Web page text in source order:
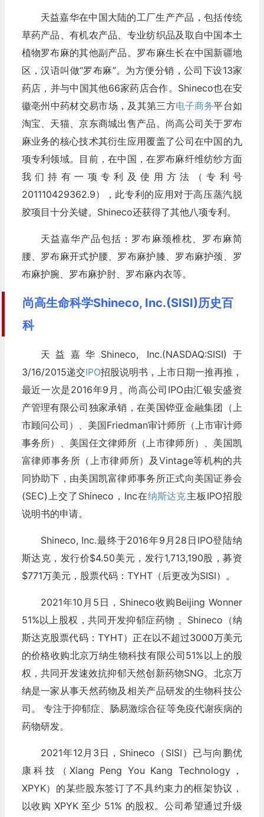
天益嘉华在中国大陆的工厂生产产品，包括传统
草药产品、有机农产品、专业纺织品及取自中国本土
植物罗布麻的其他副产品。罗布麻生长在中国新疆地
区，汉语叫做“罗布麻”。为方便分销，公司下设13家
药店，并与中国其他66家药店合作。Shineco也在安
徽亳州中药材交易市场，及其第三方电子商务平台如
淘宝、天猫、京东商城出售产品。尚高公司关于罗布
麻业务的核心技术其衍生应用覆盖了公司在中国的九
项专利领域。目前，在中国，在罗布麻纤维纺纱方面
我们持有一项专利及使用方法（专利号
201110429362.9），此专利的应用对于高压蒸汽脱
胶项目十分关键。Shineco还获得了其他八项专利。
天益嘉华产品包括：罗布麻颈椎枕、罗布麻简
腰、罗布麻开式护腰、罗布麻护膝、罗布麻护颈、罗
布麻护腕、罗布麻护肘、罗布麻内衣等。
尚高生命科学Shineco, Inc.(SISI)历史百
科
天益嘉华Shineco, Inc.(NASDAQ:SISI)于
3/16/2015递交IPO招股说明书，上市日期一推再推，
最近一次是2016年9月。尚高公司IPO由汇银安盛资
产管理有限公司独家承销，在美国铧亚金融集团（上
市顾问公司）、美国Friedman审计师所（上市审计师
事务所）、美国任文律师所（上市律师所）、美国凯
富律师事务所（上市律师所）及Vintage等机构的共
同协助下，由美国凯富律师事务所正式向美国证券会
(SEC)上交了Shineco，Inc在纳斯达克主板IPO招股
说明书的申请。
Shineco, Inc.最终于2016年9月28日IPO登陆纳
斯达克，发行价$4.50美元，发行1,713,190股，募资
$771万美元，股票代码：TYHT（后更改为SISI）。
2021年10月5日，Shineco收购Beijing Wonner
51%以上股权，共同开发抑郁症药物 。Shineco（纳
斯达克股票代码：TYHT）正在以不超过3000万美元
的价格收购北京万纳生物科技有限公司51%以上的股
权，共同开发速效抗抑郁天然创新药物SNG。北京万
纳是一家从事天然药物及相关产品研发的生物科技公
司。 专注于抑郁症、肠易激综合征等免疫代谢疾病的
药物研发。
2021年12月3日，Shineco（SISI）已与向鹏优
康科技（Xiang Peng You Kang Technology，
XPYK）的某些股东签订了不具约束力的框架协议，
以收购 XPYK 至少 51% 的股权。公司希望通过升级